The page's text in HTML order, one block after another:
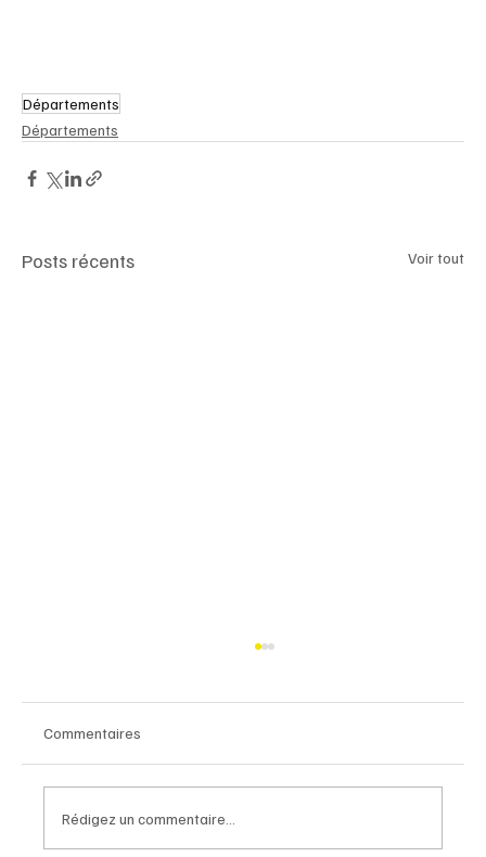
Départements
Départements
Posts récents Voir tout
Commentaires
Rédigez un commentaire...